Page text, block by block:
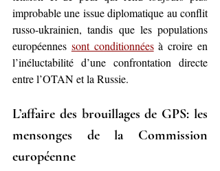
improbable une issue diplomatique au conflit
russo-ukrainien, tandis que les populations
européennes sont conditionnées à croire en
l’inéluctabilité d’une confrontation directe
entre l’OTAN et la Russie.
L’affaire des brouillages de GPS: les
mensonges de la Commission
européenne